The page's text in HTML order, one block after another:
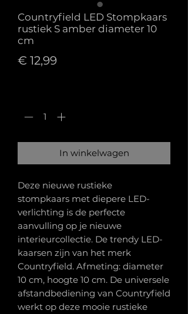
Countryfield LED Stompkaars
rustiek S amber diameter 10
cm
€ 12,99
In winkelwagen
Deze nieuwe rustieke
stompkaars met diepere LED-
verlichting is de perfecte
aanvulling op je nieuwe
interieurcollectie. De trendy LED-
kaarsen zijn van het merk
Countryfield. Afmeting: diameter
10 cm, hoogte 10 cm. De universele
afstandbediening van Countryfield
werkt op deze mooie rustieke